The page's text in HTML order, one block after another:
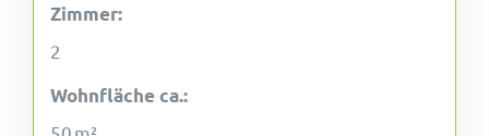
Zimmer:
2
Wohnfläche ca.: